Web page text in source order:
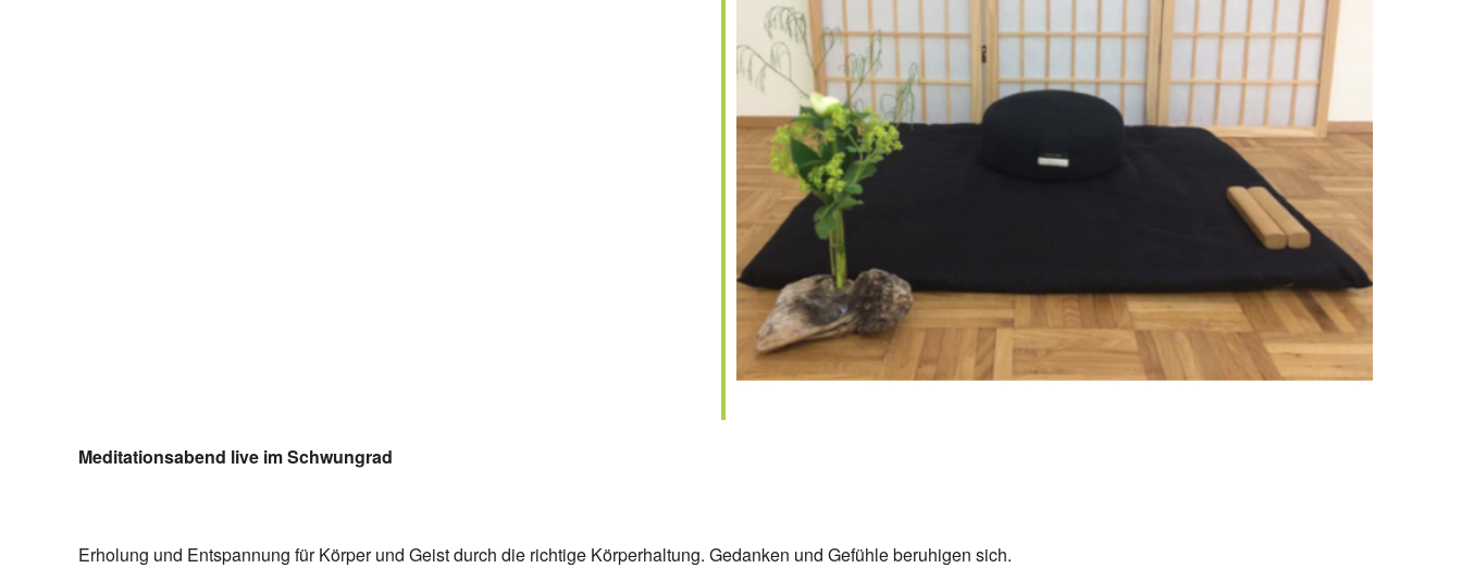
Meditationsabend live im Schwungrad
Erholung und Entspannung für Körper und Geist durch die richtige Körperhaltung. Gedanken und Gefühle beruhigen sich.